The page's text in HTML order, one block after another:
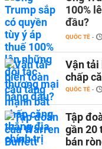
100%
đầu?
QUỐC TẾ -
Vận tải
chấp
QUỐC TẾ -
Tập
gần 20
bán